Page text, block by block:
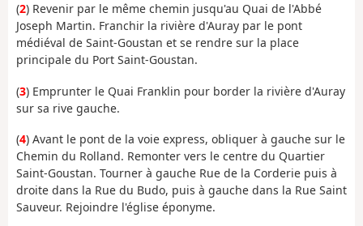
(2) Revenir par le même chemin jusqu'au Quai de l'Abbé
Joseph Martin. Franchir la rivière d'Auray par le pont
médiéval de Saint-Goustan et se rendre sur la place
principale du Port Saint-Goustan.
(3) Emprunter le Quai Franklin pour border la rivière d'Auray
sur sa rive gauche.
(4) Avant le pont de la voie express, obliquer à gauche sur le
Chemin du Rolland. Remonter vers le centre du Quartier
Saint-Goustan. Tourner à gauche Rue de la Corderie puis à
droite dans la Rue du Budo, puis à gauche dans la Rue Saint
Sauveur. Rejoindre l'église éponyme.